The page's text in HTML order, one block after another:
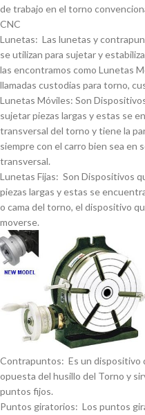
de trabajo en el torno
CNC
Lunetas: Las lunetas y
se utilizan para sujetar y
las encontramos como Lunetas
llamadas custodias para torno,
Lunetas Móviles: Son
sujetar piezas largas y estas se
transversal del torno y tiene la
siempre con el carro bien sea
transversal.
Lunetas Fijas: Son Dispositivos
piezas largas y estas se
o cama del torno, el dispositivo
moverse.
Contrapuntos: Es un dispositivo
opuesta del husillo del Torno y
puntos fijos.
Puntos giratorios: Los puntos